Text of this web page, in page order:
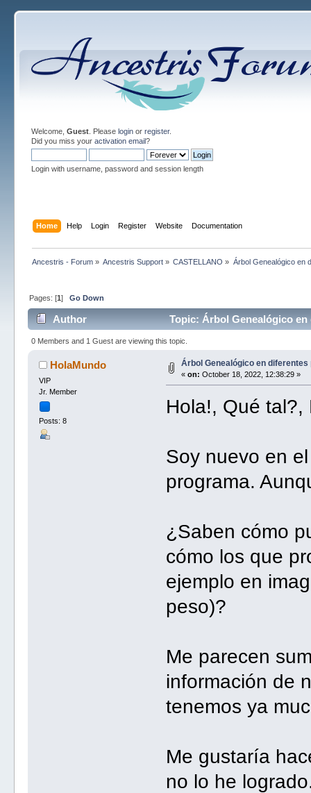
Welcome, Guest. Please loginor register.
Did you miss your activation email?
Login with username, password and session length
Home Help Login Register Website Documentation
Ancestris - Forum» Ancestris Support » CASTELLANO » Árbol Genealógico en
Pages: [1] Go Down
Author Topic: Árbol Genealógico
0 Members and 1 Guest are viewing this topic.
HolaMundo
VIP
Jr. Member
Posts: 8
Árbol Genealógico en
« on: October 18, 2022, 12:38:29 »
Hola!, Qué tal?,
Soy nuevo en
programa.
¿Saben cómo
cómo los que
ejemplo en
peso)?
Me parecen
información de
tenemos ya
Me gustaría
no lo he